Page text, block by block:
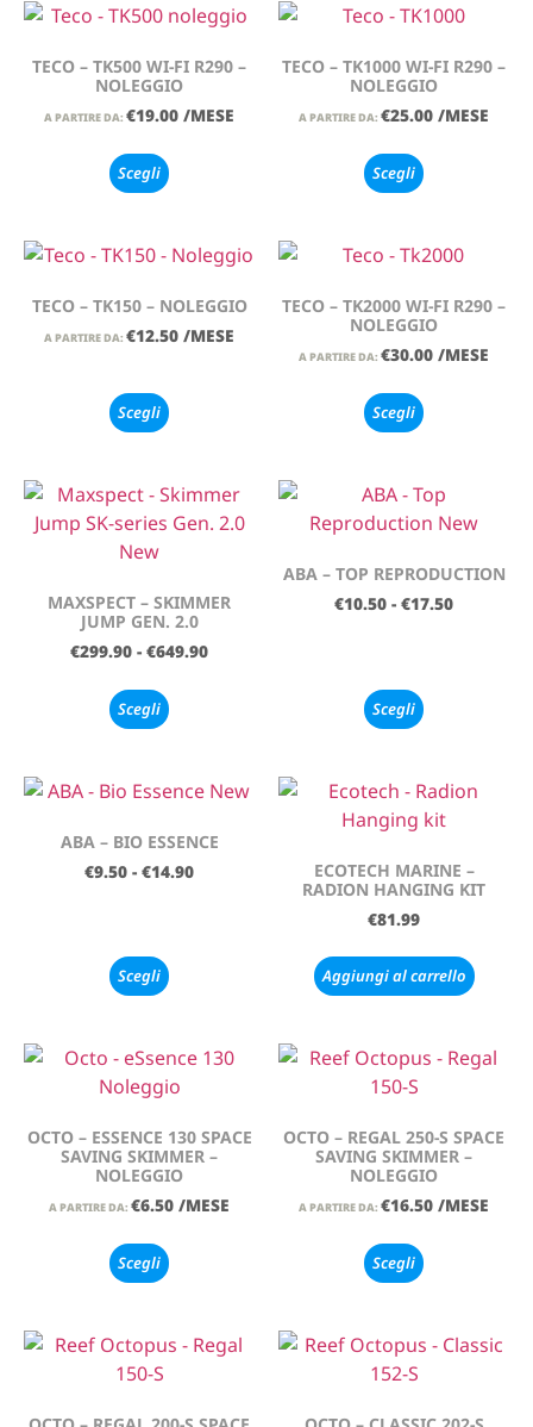
TECO – TK500 WI-FI R290 –
NOLEGGIO
A PARTIRE DA: €19.00 /MESE
Scegli
TECO – TK1000 WI-FI R290 –
NOLEGGIO
A PARTIRE DA: €25.00 /MESE
Scegli
TECO – TK150 – NOLEGGIO
A PARTIRE DA: €12.50 /MESE
Scegli
TECO – TK2000 WI-FI R290 –
NOLEGGIO
A PARTIRE DA: €30.00 /MESE
Scegli
MAXSPECT – SKIMMER
JUMP GEN. 2.0
€299.90 - €649.90
Scegli
ABA – TOP REPRODUCTION
€10.50 - €17.50
Scegli
ABA – BIO ESSENCE
€9.50 - €14.90
Scegli
ECOTECH MARINE –
RADION HANGING KIT
€81.99
Aggiungi al carrello
OCTO – ESSENCE 130 SPACE
SAVING SKIMMER –
NOLEGGIO
A PARTIRE DA: €6.50 /MESE
Scegli
OCTO – REGAL 250-S SPACE
SAVING SKIMMER –
NOLEGGIO
A PARTIRE DA: €16.50 /MESE
Scegli